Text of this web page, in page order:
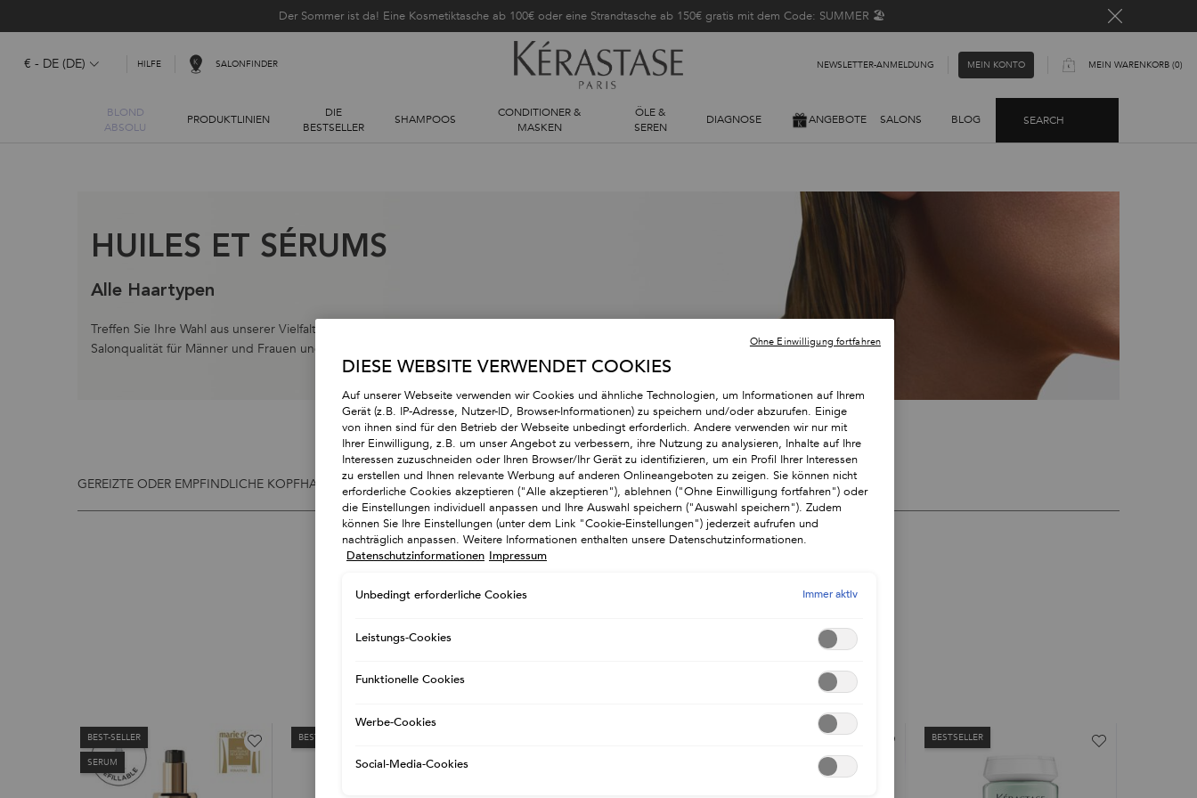
Der Sommer ist da! Eine Kosmetiktasche ab 100€ oder eine Strandtasche ab 150€ gratis mit dem Code: SUMMER 🏖️
€ - DE (DE) HILFE SALONFINDER NEWSLETTER-ANMELDUNG​ MEIN KONTO MEIN WARENKORB 0
0 PRODUKT
BLOND
ABSOLU
PRODUKTLINIEN
DIE
BESTSELLER
SHAMPOOS
CONDITIONER &
MASKEN
ÖLE &
SEREN
DIAGNOSE ANGEBOTE SALONS BLOG SEARCH
HUILES ET SÉRUMS
Alle Haartypen
Treffen Sie Ihre Wahl aus unserer Vielfalt professioneller Haarstylingöle und -seren in
Salonqualität für Männer und Frauen und für alle Haartypen.
GEREIZTE ODER EMPFINDLICHE KOPFHAUT
BEST-SELLER
SERUM
BEST-SELLER BESTSELLER
DIESE WEBSITE VERWENDET COOKIES
Auf unserer Webseite verwenden wir Cookies und ähnliche Technologien, um Informationen auf Ihrem
Gerät (z.B. IP-Adresse, Nutzer-ID, Browser-Informationen) zu speichern und/oder abzurufen. Einige
von ihnen sind für den Betrieb der Webseite unbedingt erforderlich. Andere verwenden wir nur mit
Ihrer Einwilligung, z.B. um unser Angebot zu verbessern, ihre Nutzung zu analysieren, Inhalte auf Ihre
Interessen zuzuschneiden oder Ihren Browser/Ihr Gerät zu identifizieren, um ein Profil Ihrer Interessen
zu erstellen und Ihnen relevante Werbung auf anderen Onlineangeboten zu zeigen. Sie können nicht
erforderliche Cookies akzeptieren ("Alle akzeptieren"), ablehnen ("Ohne Einwilligung fortfahren") oder
die Einstellungen individuell anpassen und Ihre Auswahl speichern ("Auswahl speichern"). Zudem
können Sie Ihre Einstellungen (unter dem Link "Cookie-Einstellungen") jederzeit aufrufen und
nachträglich anpassen. Weitere Informationen enthalten unsere Datenschutzinformationen.
Datenschutzinformationen Impressum
Unbedingt erforderliche Cookies Immer aktiv
Leistungs-Cookies
Funktionelle Cookies
Werbe-Cookies
Social-Media-Cookies
Ohne Einwilligung fortfahren